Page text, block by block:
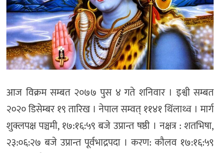
आज विक्रम सम्बत २०७७ पुस ४ गते शनिवार । इश्वी सम्बत
२०२० डिसेम्बर १९ तारिख । नेपाल सम्वत् ११४१ थिंलाथ्व । मार्ग
शुक्लपक्ष पञ्चमी, १७:१६:५९ बजे उप्रान्त षष्ठी । नक्षत्र : शतभिषा,
२३:०६:२७ बजे उप्रान्त पूर्वभाद्रपदा । करण: कौलव १७:१६:५९